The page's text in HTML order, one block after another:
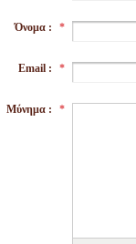
Όνομα : *
Email : *
Μύνημα : *